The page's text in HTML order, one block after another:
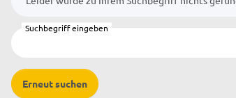
Suchbegriff eingeben
Erneut suchen